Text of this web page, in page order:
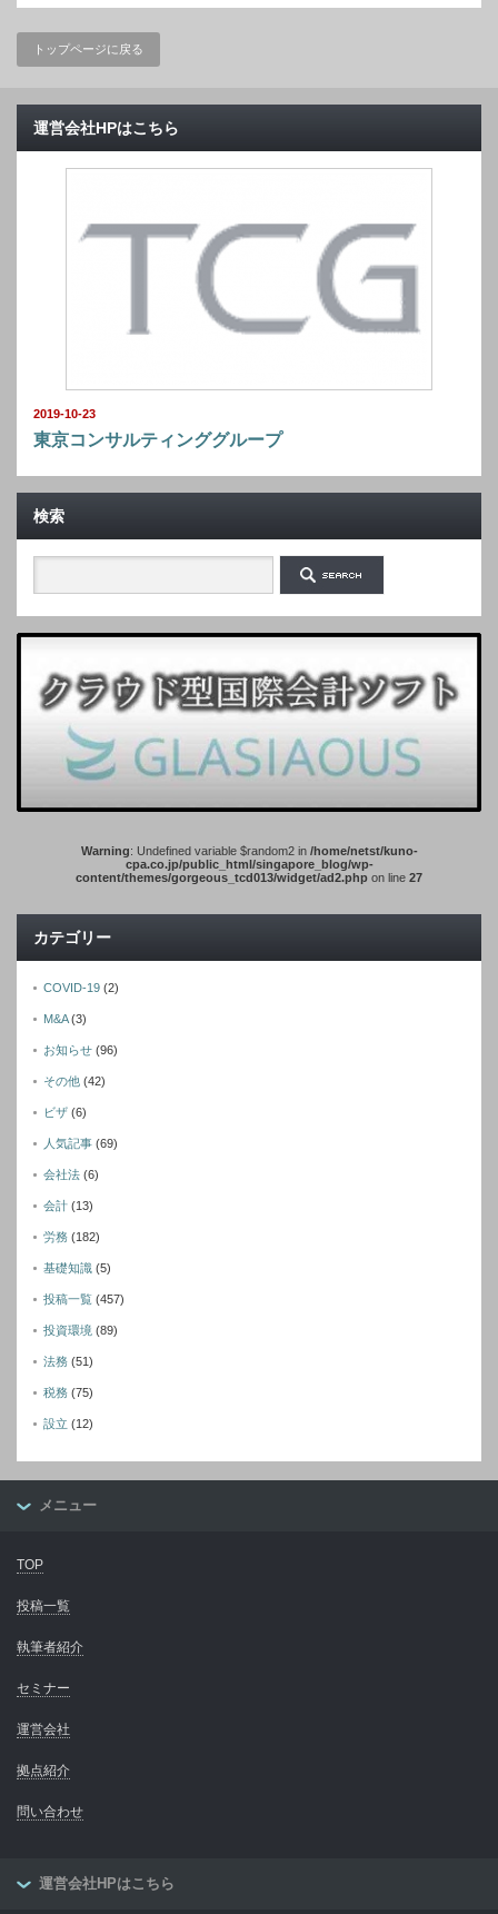
トップページに戻る
運営会社HPはこちら
2019-10-23
東京コンサルティンググループ
検索
Warning: Undefined variable $random2 in /home/netst/kuno-
cpa.co.jp/public_html/singapore_blog/wp-
content/themes/gorgeous_tcd013/widget/ad2.php on line 27
カテゴリー
COVID-19 (2)
M&A(3)
お知らせ (96)
その他 (42)
ビザ (6)
人気記事 (69)
会社法 (6)
会計 (13)
労務 (182)
基礎知識 (5)
投稿一覧 (457)
投資環境 (89)
法務 (51)
税務 (75)
設立 (12)
メニュー
TOP
投稿一覧
執筆者紹介
セミナー
運営会社
拠点紹介
問い合わせ
運営会社HPはこちら